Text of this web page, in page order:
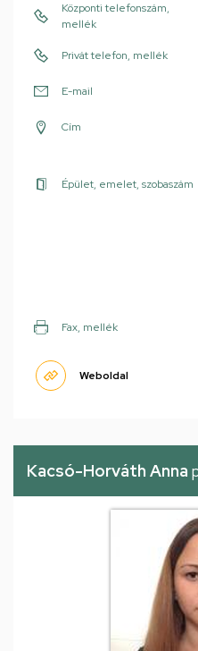
Központi telefonszám,
mellék
Privát telefon, mellék
E-mail
Cím
Épület, emelet, szobaszám
Fax, mellék
Weboldal
Kacsó-Horváth Anna